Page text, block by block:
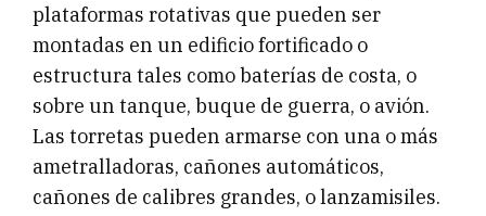
plataformas rotativas que pueden ser
montadas en un edificio fortificado o
estructura tales como baterías de costa, o
sobre un tanque, buque de guerra, o avión.
Las torretas pueden armarse con una o más
ametralladoras, cañones automáticos,
cañones de calibres grandes, o lanzamisiles.